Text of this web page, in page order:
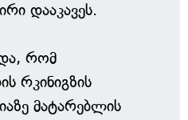
დააკავეს.
რომ
რკინიგზის
მატარებლის